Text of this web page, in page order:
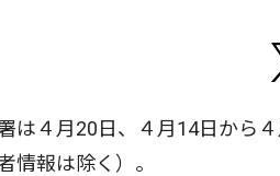
は４月20日、４月14日から
情報は除く）。